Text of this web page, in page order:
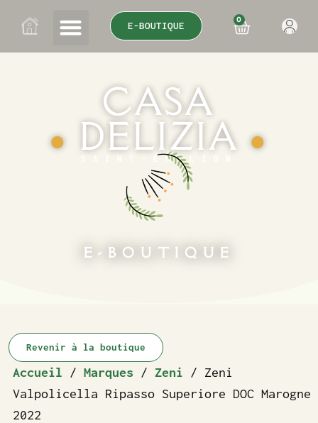
E-BOUTIQUE
0
CASA
● DELIZIA ●
SAINT-ÉMILION
E-BOUTIQUE
Revenir à la boutique
Accueil / Marques / Zeni / Zeni
Valpolicella Ripasso Superiore DOC Marogne
2022